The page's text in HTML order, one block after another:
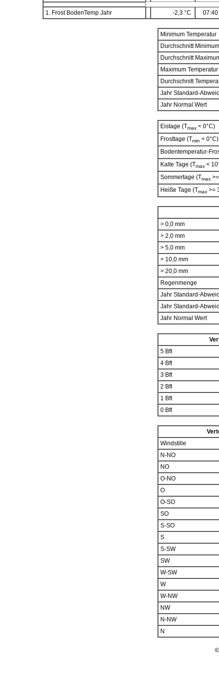
1. Frost BodenTemp Jahr -2,3 °C 07:40
Minimum Temperatur
Durchschnitt
Durchschnitt
Maximum Temperatur
Durchschnitt
Jahr Standard-
Jahr Normal Wert
Eistage (Tmax< 0°C)
Frosttage (Tmin < 0°C)
Bodentemperatur-
Kalte Tage (Tmax<
Sommertage (Tmax>=
Heiße Tage (Tmax>=
> 0,0 mm
> 2,0 mm
> 5,0 mm
> 10,0 mm
> 20,0 mm
Regenmenge
Jahr Standard-
Jahr Standard-
Jahr Normal Wert
5 Bft
4 Bft
3 Bft
2 Bft
1 Bft
0 Bft
Windstille
N-NO
NO
O-NO
O
O-SO
SO
S-SO
S
S-SW
SW
W-SW
W
W-NW
NW
N-NW
N